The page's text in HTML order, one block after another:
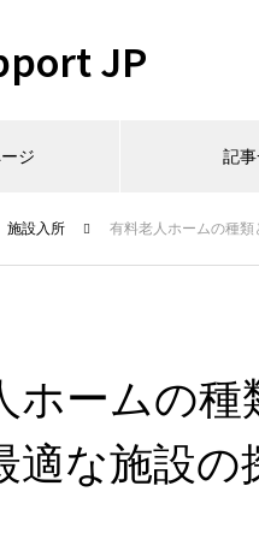
JP
ジ 記
施設入所 有料老人ホームの種
ホームの種
適な施設の